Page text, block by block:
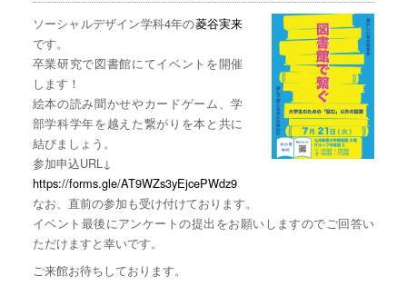
ソーシャルデザイン学科4年の菱谷実来
です。
卒業研究で図書館にてイベントを開催
します！
絵本の読み聞かせやカードゲーム、学
部学科学年を越えた繋がりを本と共に
結びましょう。
参加申込URL↓
https://forms.gle/AT9WZs3yEjcePWdz9
なお、直前の参加も受け付けております。
イベント最後にアンケートの提出をお願いしますのでご回答い
ただけますと幸いです。
ご来館お待ちしております。